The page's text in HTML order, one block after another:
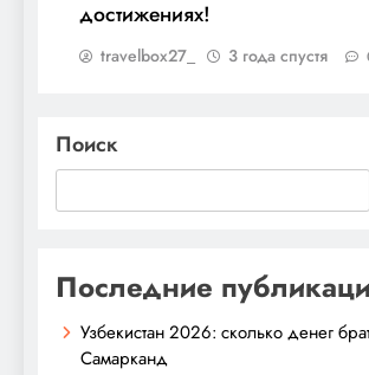
достижениях!
travelbox27_ 3 года спустя
Поиск
Последние
Узбекистан 2026: сколько денег
Самарканд